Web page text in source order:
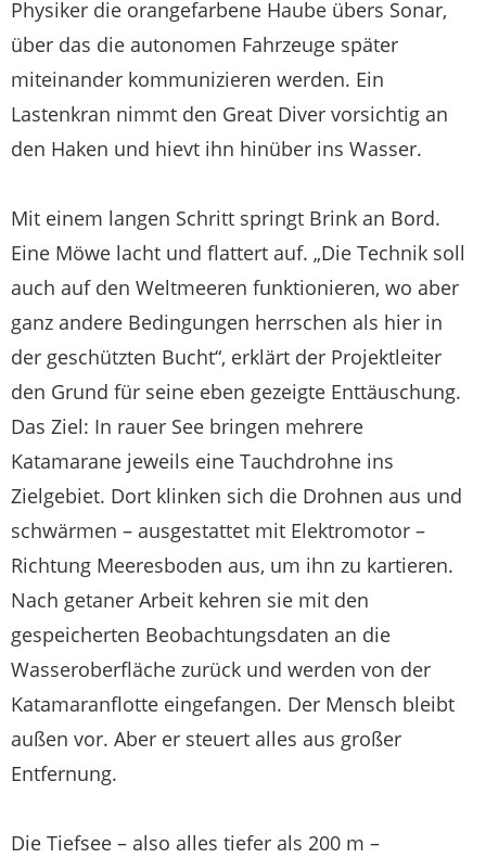
Physiker die orangefarbene Haube übers Sonar,
über das die autonomen Fahrzeuge später
miteinander kommunizieren werden. Ein
Lastenkran nimmt den Great Diver vorsichtig an
den Haken und hievt ihn hinüber ins Wasser.
Mit einem langen Schritt springt Brink an Bord.
Eine Möwe lacht und flattert auf. „Die Technik soll
auch auf den Weltmeeren funktionieren, wo aber
ganz andere Bedingungen herrschen als hier in
der geschützten Bucht“, erklärt der Projektleiter
den Grund für seine eben gezeigte Enttäuschung.
Das Ziel: In rauer See bringen mehrere
Katamarane jeweils eine Tauchdrohne ins
Zielgebiet. Dort klinken sich die Drohnen aus und
schwärmen – ausgestattet mit Elektromotor –
Richtung Meeresboden aus, um ihn zu kartieren.
Nach getaner Arbeit kehren sie mit den
gespeicherten Beobachtungsdaten an die
Wasseroberfläche zurück und werden von der
Katamaranflotte eingefangen. Der Mensch bleibt
außen vor. Aber er steuert alles aus großer
Entfernung.
Die Tiefsee – also alles tiefer als 200 m –